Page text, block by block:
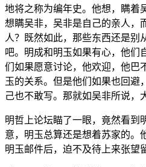
地将之称为编年史。他想，瞒着
想瞒吴非，吴非是自己的亲人，
人？既然如此，那些东西还是别
吧。明成和明玉如果有心，他们
们如果愿意讨论，他欢迎，他巴
玉的关系。但是他们如果也回避
己也不敢写。那就如吴非所说，
明哲上论坛瞄了一眼，竟然看到
意，明玉总算还是想着苏家的。
明玉邮件后，迫不及待上来张望